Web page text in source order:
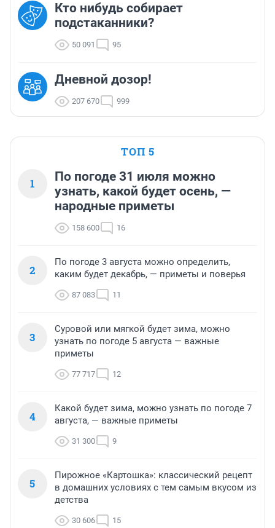
Кто нибудь собирает
подстаканники?
50 091 95
Дневной дозор!
207 670 999
ТОП 5
1
По погоде 31 июля можно
узнать, какой будет осень, —
народные приметы
158 600 16
2
По погоде 3 августа можно определить,
каким будет декабрь, — приметы и поверья
87 083 11
3
Суровой или мягкой будет зима, можно
узнать по погоде 5 августа — важные
приметы
77 717 12
4
Какой будет зима, можно узнать по погоде 7
августа, — важные приметы
31 300 9
5
Пирожное «Картошка»: классический рецепт
в домашних условиях с тем самым вкусом из
детства
30 606 15